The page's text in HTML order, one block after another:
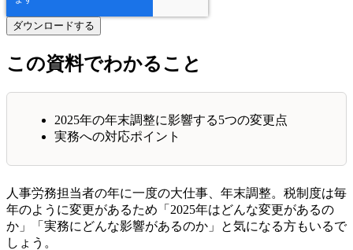
この資料でわかること
2025年の年末調整に影響する5つの変更点
実務への対応ポイント
人事労務担当者の年に一度の大仕事、年末調整。税制度は毎
年のように変更があるため「2025年はどんな変更があるの
か」「実務にどんな影響があるのか」と気になる方もいるで
しょう。